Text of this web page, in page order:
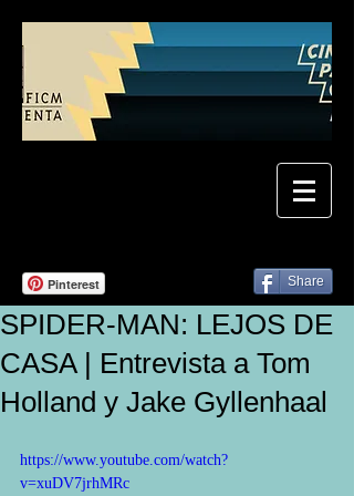
Pinterest Share
SPIDER-MAN: LEJOS DE
CASA | Entrevista a Tom
Holland y Jake Gyllenhaal
https://www.youtube.com/watch?
v=xuDV7jrhMRc